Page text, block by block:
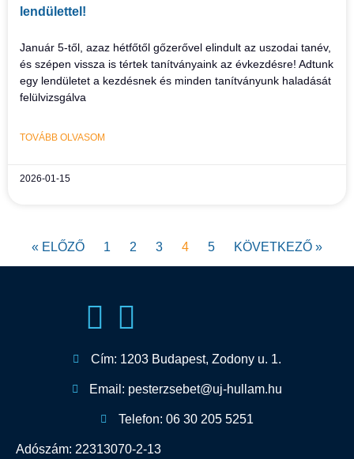
lendülettel!
Január 5-től, azaz hétfőtől gőzerővel elindult az uszodai tanév,
és szépen vissza is tértek tanítványaink az évkezdésre! Adtunk
egy lendületet a kezdésnek és minden tanítványunk haladását
felülvizsgálva
TOVÁBB OLVASOM
2026-01-15
« ELŐZŐ 1 2 3 4 5 KÖVETKEZŐ »
Cím: 1203 Budapest, Zodony u. 1.
Email: pesterzsebet@uj-hullam.hu
Telefon: 06 30 205 5251
Adószám: 22313070-2-13